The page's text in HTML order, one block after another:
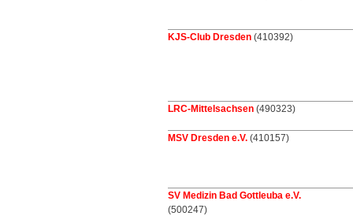
KJS-Club Dresden (410392)
LRC-Mittelsachsen (490323)
MSV Dresden e.V. (410157)
SV Medizin Bad Gottleuba e.V.
(500247)